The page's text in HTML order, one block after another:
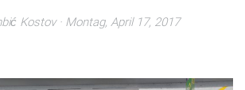
a
n
Kostov· Montag, April 17, 2017